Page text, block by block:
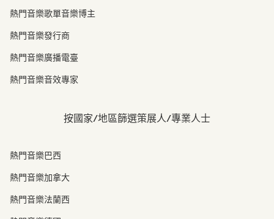
熱門音樂歌單音樂博主
熱門音樂發行商
熱門音樂廣播電臺
熱門音樂音效專家
按國家/地區篩選策展人/專業人士
熱門音樂巴西
熱門音樂加拿大
熱門音樂法蘭西